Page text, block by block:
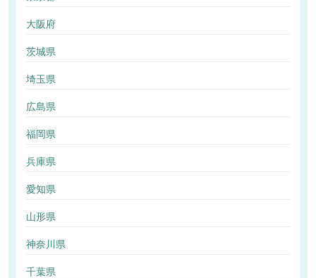
大阪府
茨城県
埼玉県
広島県
福岡県
兵庫県
愛知県
山形県
神奈川県
千葉県